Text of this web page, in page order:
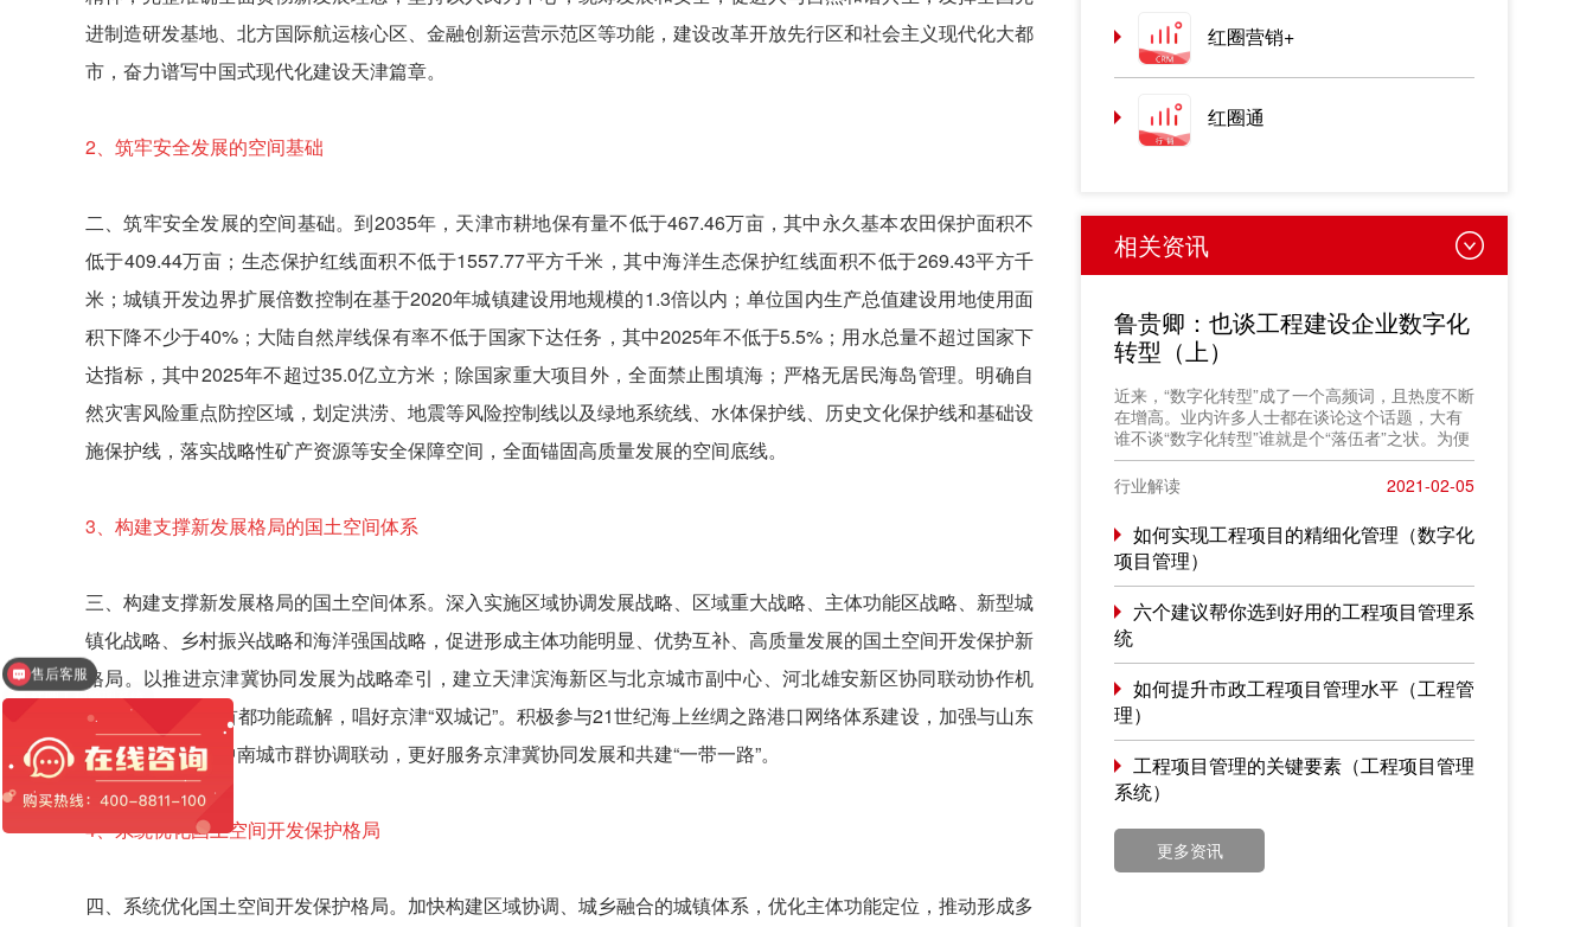
红圈工程管理系统
进制造研发基地、北方国际航运核心区、金融创新运营示范区等功能，建设改革开放先行区和社会主义现代化大都
市，奋力谱写中国式现代化建设天津篇章。
2、 筑牢安全发展的空间基础
二、筑牢安全发展的空间基础。到2035年，天津市耕地保有量不低于467.46万亩，其中永久基本农田保护面积不
低于409.44万亩；生态保护红线面积不低于1557.77平方千米，其中海洋生态保护红线面积不低于269.43平方千
米；城镇开发边界扩展倍数控制在基于2020年城镇建设用地规模的1.3倍以内；单位国内生产总值建设用地使用面
积下降不少于40%；大陆自然岸线保有率不低于国家下达任务，其中2025年不低于5.5%；用水总量不超过国家下
达指标，其中2025年不超过35.0亿立方米；除国家重大项目外，全面禁止围填海；严格无居民海岛管理。明确自
然灾害风险重点防控区域，划定洪涝、地震等风险控制线以及绿地系统线、水体保护线、历史文化保护线和基础设
施保护线，落实战略性矿产资源等安全保障空间，全面锚固高质量发展的空间底线。
3、 构建支撑新发展格局的国土空间体系
三、构建支撑新发展格局的国土空间体系。深入实施区域协调发展战略、区域重大战略、主体功能区战略、新型城
镇化战略、乡村振兴战略和海洋强国战略，促进形成主体功能明显、优势互补、高质量发展的国土空间开发保护新
格局。以推进京津冀协同发展为战略牵引，建立天津滨海新区与北京城市副中心、河北雄安新区协同联动协作机
制，服务北京非首都功能疏解，唱好京津“双城记”。积极参与21世纪海上丝绸之路港口网络体系建设，加强与山东
半岛城市群、辽中南城市群协调联动，更好服务京津冀协同发展和共建“一带一路”。
4、系统优化国土空间开发保护格局
四、系统优化国土空间开发保护格局。加快构建区域协调、城乡融合的城镇体系，优化主体功能定位，推动形成多
红圈营销+
红圈通
相关资讯
鲁贵卿：也谈工程建设企业数字化
转型（上）
近来，“数字化转型”成了一个高频词，且热度不断
在增高。业内许多人士都在谈论这个话题，大有
谁不谈“数字化转型”谁就是个“落伍者”之状。为便
于在相同语境下讨论问题，今天我也凑个热闹，
以“数字化转型”为题，谈一点粗浅认识，就教于同
行。
行业解读 2021-02-05
如何实现工程项目的精细化管理（数字化
项目管理）
六个建议帮你选到好用的工程项目管理系
统
如何提升市政工程项目管理水平（工程管
理）
工程项目管理的关键要素（工程项目管理
系统）
更多资讯